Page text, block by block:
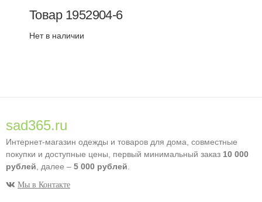
Товар 1952904-6
Нет в наличии
sad365.ru
Интернет-магазин одежды и товаров для дома, совместные
покупки и доступные цены, первый минимальный заказ 10 000
рублей , далее – 5 000 рублей
Мы в Контакте